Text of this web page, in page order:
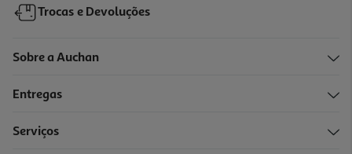
Trocas e Devoluções
Sobre a Auchan
Entregas
Serviços